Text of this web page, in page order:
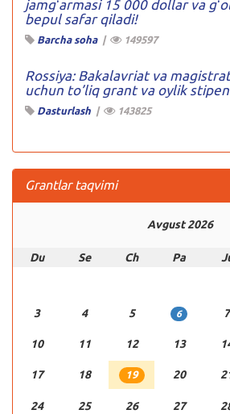
jamgʻarmasi 15 000 dollar va
bepul safar qiladi!
Barcha soha| 149597
Rossiya: Bakalavriat va
uchun to’liq grant va oylik
Dasturlash | 143825
Grantlar taqvimi
Avgust 2026
Du Se Ch Pa
3 4 5 6 7
10 11 12 13
17 18 19 20
24 25 26 27